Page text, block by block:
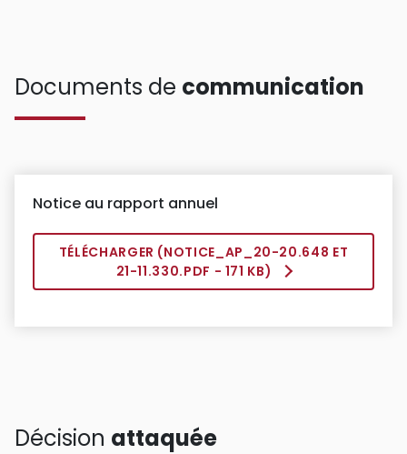
Documents de communication
Notice au rapport annuel
TÉLÉCHARGER (NOTICE_AP_20-20.648 ET
21-11.330.PDF - 171 KB)
Décision attaquée